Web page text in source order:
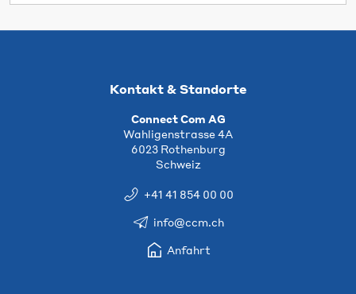
Kontakt & Standorte
Connect Com AG
Wahligenstrasse 4A
6023 Rothenburg
Schweiz
+41 41 854 00 00
info@ccm.ch
Anfahrt